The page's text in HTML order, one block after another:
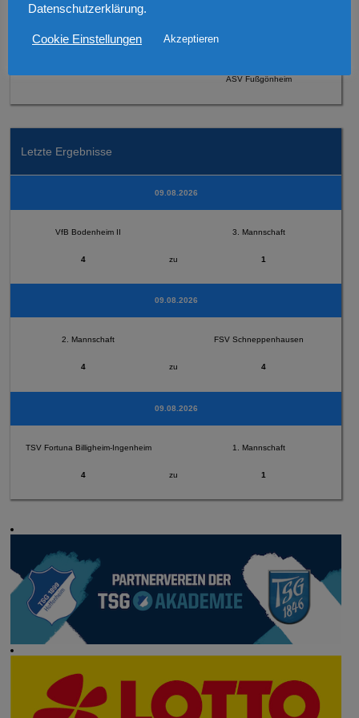
ASV Fußgönheim
Letzte Ergebnisse
09.08.2026
VfB Bodenheim II 3. Mannschaft
4 zu 1
09.08.2026
2. Mannschaft FSV Schneppenhausen
4 zu 4
09.08.2026
TSV Fortuna Billigheim-Ingenheim 1. Mannschaft
4 zu 1
Datenschutzerklärung.
Cookie Einstellungen Akzeptieren